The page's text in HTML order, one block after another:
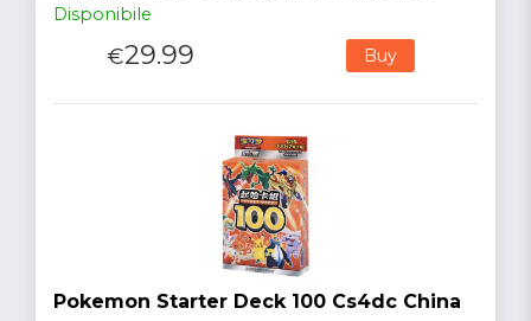
Disponibile
€29.99 Buy
Pokemon Starter Deck 100 Cs4dc China